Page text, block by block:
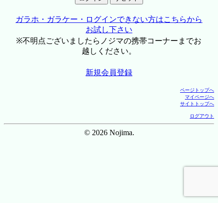
ガラホ・ガラケー・ログインできない方はこちらから
お試し下さい
※不明点ございましたらノジマの携帯コーナーまでお
越しください。
新規会員登録
ページトップへ
マイページへ
サイトトップへ
ログアウト
© 2026 Nojima.